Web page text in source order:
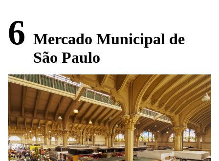
6 Mercado Municipal de
São Paulo